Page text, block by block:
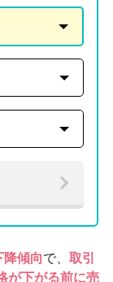
傾向で、 取引
が下がる前に売